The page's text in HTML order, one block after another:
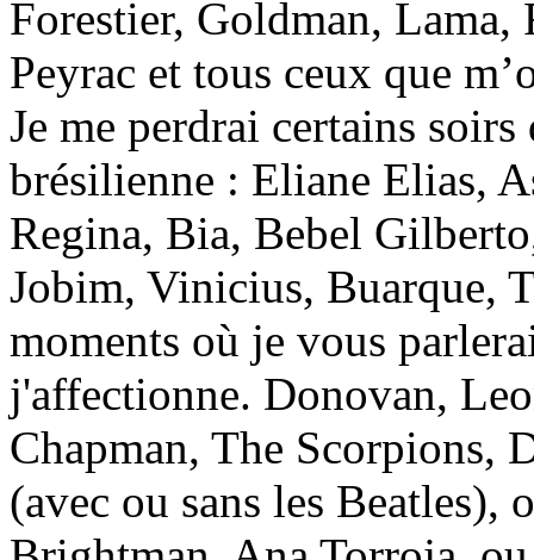
Forestier, Goldman, Lama,
Peyrac et tous ceux que
Je me perdrai certains
brésilienne : Eliane Elias,
Regina, Bia, Bebel
Jobim, Vinicius, Buarque,
moments où je vous
j'affectionne. Donovan,
Chapman, The Scorpions,
(avec ou sans les Beatles),